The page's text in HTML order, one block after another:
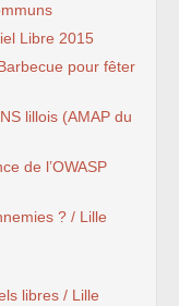
Libre 2015
pour fêter
lillois (AMAP du
de l’OWASP
? / Lille
libres / Lille